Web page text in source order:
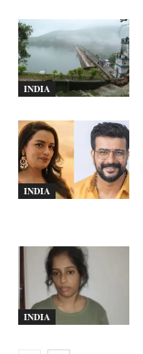
INDIA
INDIA
INDIA